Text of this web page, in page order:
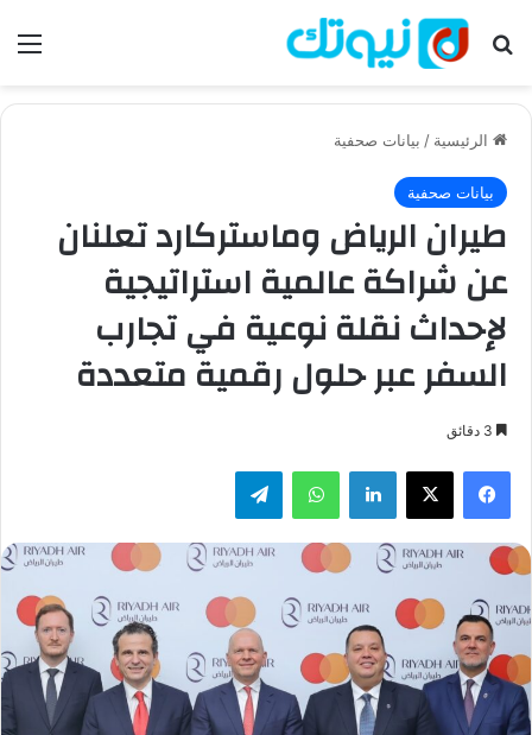
بحث عن
الرئيسية / بيانات صحفية
بيانات صحفية
طيران الرياض وماستركارد تعلنان
عن شراكة عالمية استراتيجية
لإحداث نقلة نوعية في تجارب
السفر عبر حلول رقمية متعددة
فيسبوك ‫X لينكدإن واتساب تيلقرام